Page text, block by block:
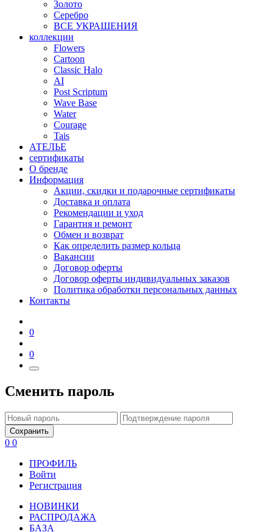
Золото
Серебро
ВСЕ УКРАШЕНИЯ
коллекции
Flowers
Cartoon
Classic Halo
AI
Post Scriptum
Wave Base
Water
Courage
Tais
АТЕЛЬЕ
сертификаты
О бренде
Информация
Акции, скидки и подарочные сертификаты
Доставка и оплата
Рекомендации и уход
Гарантия и ремонт
Обмен и возврат
Как определить размер кольца
Вакансии
Договор оферты
Договор оферты индивидуальных заказов
Политика обработки персональных данных
Контакты
0
0
Сменить пароль
Сохранить
0 0
ПРОФИЛЬ
Войти
Регистрация
НОВИНКИ
РАСПРОДАЖА
БАЗА